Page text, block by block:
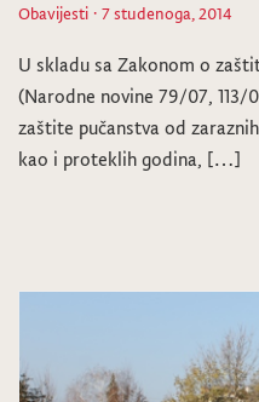
Obavijesti · 7 studenoga, 2014
U skladu sa Zakonom o
(Narodne novine 79/07,
zaštite pučanstva od
kao i proteklih godina, […]